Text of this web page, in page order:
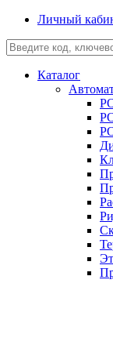
Личный
Каталог